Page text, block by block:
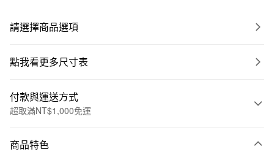
請選擇商品選項
點我看更多尺寸表
付款與運送方式
超取滿NT$1,000免運
信用卡一次付款
商品特色